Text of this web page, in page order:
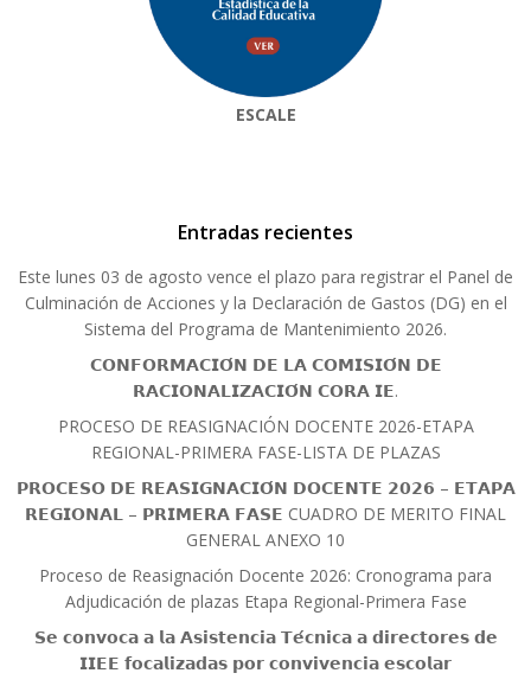
ESCALE
Entradas recientes
Este lunes 03 de agosto vence el plazo para registrar el Panel de
Culminación de Acciones y la Declaración de Gastos (DG) en el
Sistema del Programa de Mantenimiento 2026.
𝗖𝗢𝗡𝗙𝗢𝗥𝗠𝗔𝗖𝗜𝗢́𝗡 𝗗𝗘 𝗟𝗔 𝗖𝗢𝗠𝗜𝗦𝗜𝗢́𝗡 𝗗𝗘
𝗥𝗔𝗖𝗜𝗢𝗡𝗔𝗟𝗜𝗭𝗔𝗖𝗜𝗢́𝗡 𝗖𝗢𝗥𝗔 𝗜𝗘.
PROCESO DE REASIGNACIÓN DOCENTE 2026-ETAPA
REGIONAL-PRIMERA FASE-LISTA DE PLAZAS
𝗣𝗥𝗢𝗖𝗘𝗦𝗢 𝗗𝗘 𝗥𝗘𝗔𝗦𝗜𝗚𝗡𝗔𝗖𝗜𝗢́𝗡 𝗗𝗢𝗖𝗘𝗡𝗧𝗘 𝟮𝟬𝟮𝟲 – 𝗘𝗧𝗔𝗣𝗔
𝗥𝗘𝗚𝗜𝗢𝗡𝗔𝗟 – 𝗣𝗥𝗜𝗠𝗘𝗥𝗔 𝗙𝗔𝗦𝗘 CUADRO DE MERITO FINAL
GENERAL ANEXO 10
Proceso de Reasignación Docente 2026: Cronograma para
Adjudicación de plazas Etapa Regional-Primera Fase
𝗦𝗲 𝗰𝗼𝗻𝘃𝗼𝗰𝗮 𝗮 𝗹𝗮 𝗔𝘀𝗶𝘀𝘁𝗲𝗻𝗰𝗶𝗮 𝗧𝗲́𝗰𝗻𝗶𝗰𝗮 𝗮 𝗱𝗶𝗿𝗲𝗰𝘁𝗼𝗿𝗲𝘀 𝗱𝗲
𝗜𝗜𝗘𝗘 𝗳𝗼𝗰𝗮𝗹𝗶𝘇𝗮𝗱𝗮𝘀 𝗽𝗼𝗿 𝗰𝗼𝗻𝘃𝗶𝘃𝗲𝗻𝗰𝗶𝗮 𝗲𝘀𝗰𝗼𝗹𝗮𝗿